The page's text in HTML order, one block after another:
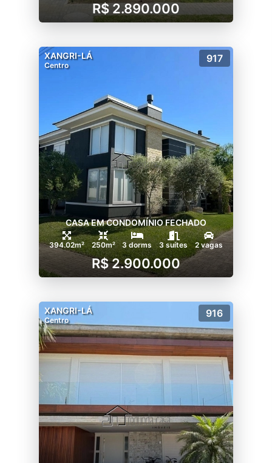
R$ 2.890.000
XANGRI-LÁ
Centro
917
CASA EM CONDOMÍNIO FECHADO
394.02m² 250m² 3 dorms 3 suítes 2 vagas
R$ 2.900.000
XANGRI-LÁ
Centro
916